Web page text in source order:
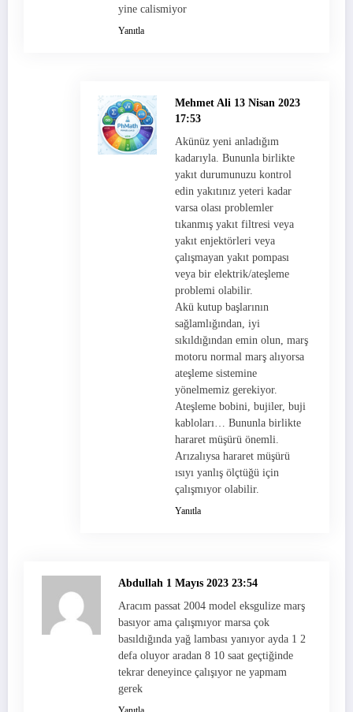
yine calismiyor
Yanıtla
Mehmet Ali 13 Nisan 2023
17:53
Akünüz yeni anladığım
kadarıyla. Bununla birlikte
yakıt durumunuzu kontrol
edin yakıtınız yeteri kadar
varsa olası problemler
tıkanmış yakıt filtresi veya
yakıt enjektörleri veya
çalışmayan yakıt pompası
veya bir elektrik/ateşleme
problemi olabilir.
Akü kutup başlarının
sağlamlığından, iyi
sıkıldığından emin olun, marş
motoru normal marş alıyorsa
ateşleme sistemine
yönelmemiz gerekiyor.
Ateşleme bobini, bujiler, buji
kabloları… Bununla birlikte
hararet müşürü önemli.
Arızalıysa hararet müşürü
ısıyı yanlış ölçtüğü için
çalışmıyor olabilir.
Yanıtla
Abdullah 1 Mayıs 2023 23:54
Aracım passat 2004 model eksgulize marş
basıyor ama çalışmıyor marsa çok
basıldığında yağ lambası yanıyor ayda 1 2
defa oluyor aradan 8 10 saat geçtiğinde
tekrar deneyince çalışıyor ne yapmam
gerek